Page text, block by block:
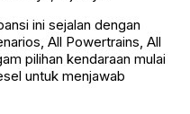
ini sejalan dengan
All Powertrains, All
pilihan kendaraan mulai
untuk menjawab